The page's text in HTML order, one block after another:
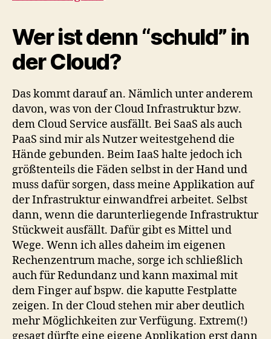
Wer ist denn “schuld” in
der Cloud?
Das kommt darauf an. Nämlich unter anderem
davon, was von der Cloud Infrastruktur bzw.
dem Cloud Service ausfällt. Bei SaaS als auch
PaaS sind mir als Nutzer weitestgehend die
Hände gebunden. Beim IaaS halte jedoch ich
größtenteils die Fäden selbst in der Hand und
muss dafür sorgen, dass meine Applikation auf
der Infrastruktur einwandfrei arbeitet. Selbst
dann, wenn die darunterliegende Infrastruktur
Stückweit ausfällt. Dafür gibt es Mittel und
Wege. Wenn ich alles daheim im eigenen
Rechenzentrum mache, sorge ich schließlich
auch für Redundanz und kann maximal mit
dem Finger auf bspw. die kaputte Festplatte
zeigen. In der Cloud stehen mir aber deutlich
mehr Möglichkeiten zur Verfügung. Extrem(!)
gesagt dürfte eine eigene Applikation erst dann